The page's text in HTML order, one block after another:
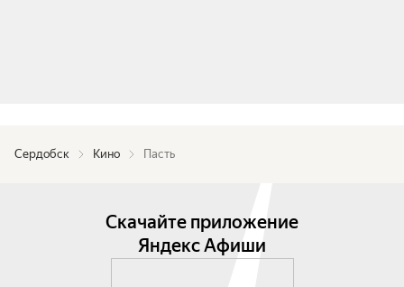
Сердобск Кино Пасть
Скачайте приложение
Яндекс Афиши